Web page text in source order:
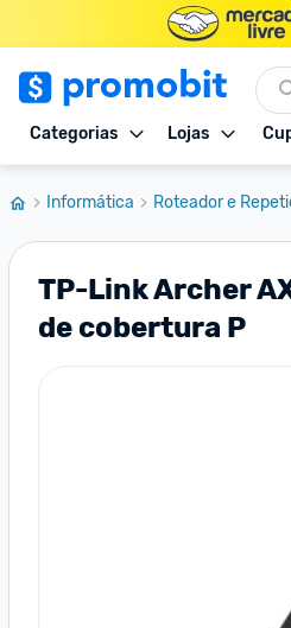
Categorias Lojas
Informática Roteador e
TP-Link Archer
de cobertura P